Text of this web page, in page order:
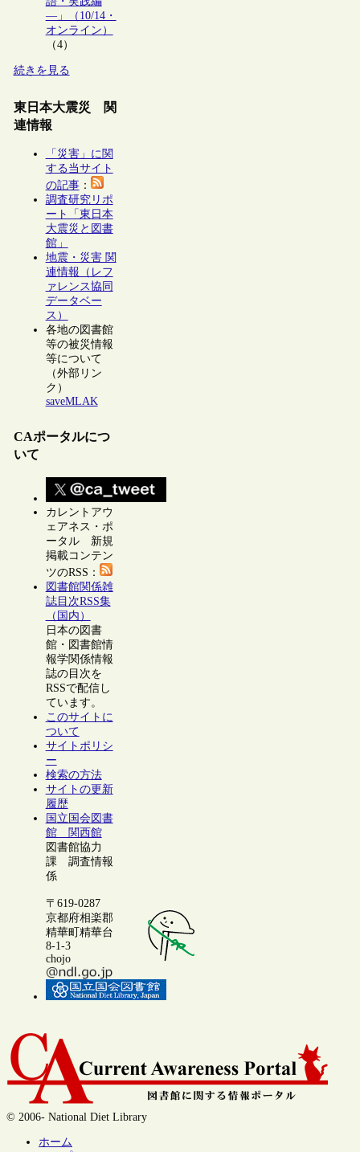
―」（10/14・
オンライン）
（4）
続きを見る
東日本大震災 関
連情報
「災害」に関
する当サイト
の記事：
調査研究リポ
ート「東日本
大震災と図書
館」
地震・災害 関
連情報（レフ
ァレンス協同
データベー
ス）
各地の図書館
等の被災情報
等について
（外部リン
ク）
saveMLAK
CAポータルにつ
いて
カレントアウ
ェアネス・ポ
ータル 新規
掲載コンテン
ツのRSS：
図書館関係雑
誌目次RSS集
（国内）
日本の図書
館・図書館情
報学関係情報
誌の目次を
RSSで配信し
ています。
このサイトに
ついて
サイトポリシ
ー
検索の方法
サイトの更新
履歴
国立国会図書
館 関西館
図書館協力
課 調査情報
係
〒619-0287
京都府相楽郡
精華町精華台
8-1-3
chojo
© 2006- National Diet Library
ホーム